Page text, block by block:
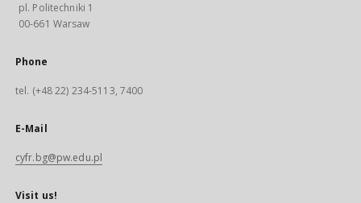
pl. Politechniki 1
00-661 Warsaw
Phone
tel. (+48 22) 234-5113, 7400
E-Mail
cyfr.bg@pw.edu.pl
Visit us!